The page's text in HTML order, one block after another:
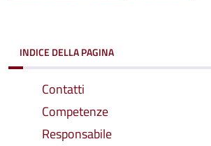
INDICE DELLA PAGINA
Contatti
Competenze
Responsabile